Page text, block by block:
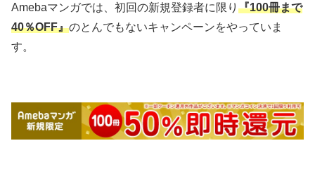
Amebaマンガでは、初回の新規登録者に限り 『100冊まで
40％OFF』のとんでもないキャンペーンをやっていま
す。